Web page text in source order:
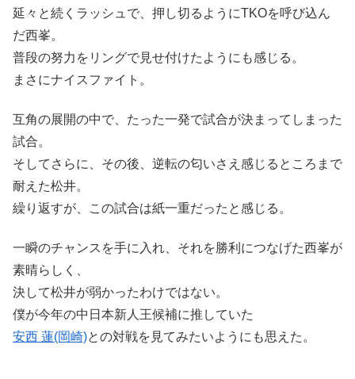
延々と続くラッシュで、押し切るようにTKOを呼び込ん
だ西峯。
普段の努力をリングで見せ付けたようにも感じる。
まさにナイスファイト。
互角の展開の中で、たった一発で試合が決まってしまった
試合。
そしてさらに、その後、逆転の匂いさえ感じるところまで
耐えた松井。
繰り返すが、この試合は紙一重だったと感じる。
一瞬のチャンスを手に入れ、それを勝利につなげた西峯が
素晴らしく、
決して松井が弱かったわけではない。
僕が今年の中日本新人王候補に推していた
安西 蓮(岡崎)との対戦を見てみたいようにも思えた。